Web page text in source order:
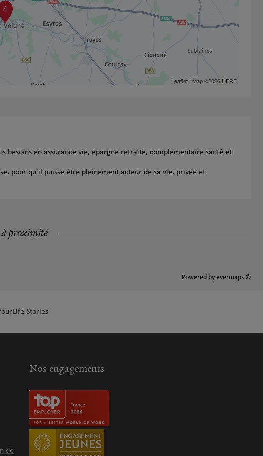
4
Leaflet| Map ©2026HERE
besoins en assurance vie, épargne retraite, complémentaire santé et
pour qu'il puisse être pleinement acteur de sa vie, privée et
à proximité
Powered by evermaps ©
Stories
de
Nos engagements